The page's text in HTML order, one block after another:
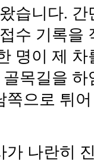
습니다.
수 기록을
명이 제
목길을
쪽으로 튀
가 나란히